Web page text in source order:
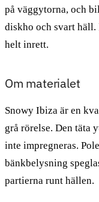
på väggytorna, och
diskho och svart häll.
helt inrett.
Om materialet
Snowy Ibiza är en
grå rörelse. Den täta
inte impregneras.
bänkbelysning
partierna runt hällen.